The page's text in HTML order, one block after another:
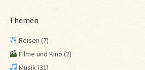
Themen
Reisen (7)
Filme und Kino (2)
Musik (31)